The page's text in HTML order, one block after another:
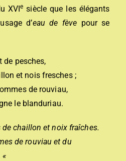
XVIe siècle que les élégants
d’eau de fève pour se
de pesches,
et nois fresches ;
de rouviau,
le blanduriau.
de chaillon et noix fraîches.
de rouviau et du
«